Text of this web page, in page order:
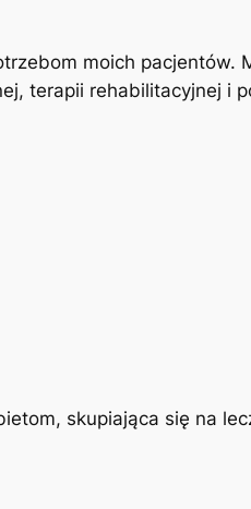
moich pacjentów.
terapii rehabilitacyjnej i
skupiająca się na